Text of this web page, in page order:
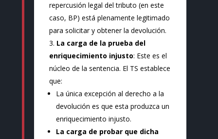
repercusión legal del tributo (en este
caso, BP) está plenamente legitimado
para solicitar y obtener la devolución.
La carga de la prueba del
enriquecimiento injusto: Este es el
núcleo de la sentencia. El TS establece
que:
La única excepción al derecho a la
devolución es que esta produzca un
enriquecimiento injusto.
La carga de probar que dicha